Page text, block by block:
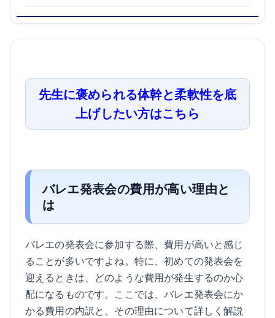
先生に褒められる体幹と柔軟性を底
上げしたい方はこちら
バレエ発表会の費用が高い理由と
は
バレエの発表会に参加する際、費用が高いと感じ
ることが多いですよね。特に、初めての発表会を
迎えるときは、どのような費用が発生するのか心
配になるものです。ここでは、バレエ発表会にか
かる費用の内訳と、その理由について詳しく解説